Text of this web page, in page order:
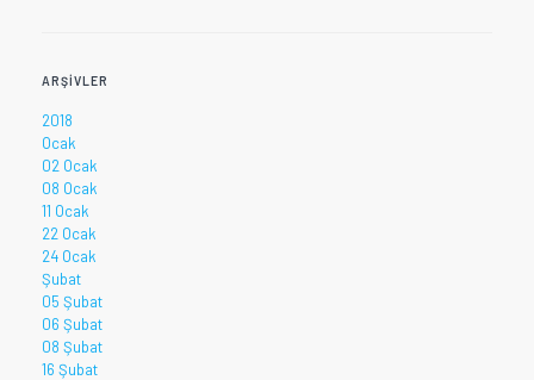
ARŞIVLER
2018
Ocak
02 Ocak
08 Ocak
11 Ocak
22 Ocak
24 Ocak
Şubat
05 Şubat
06 Şubat
08 Şubat
16 Şubat